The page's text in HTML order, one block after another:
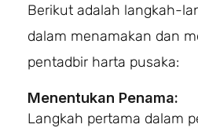
Berikut adalah langkah-
dalam menamakan dan
pentadbir harta pusaka:
Menentukan Penama:
Langkah pertama dalam